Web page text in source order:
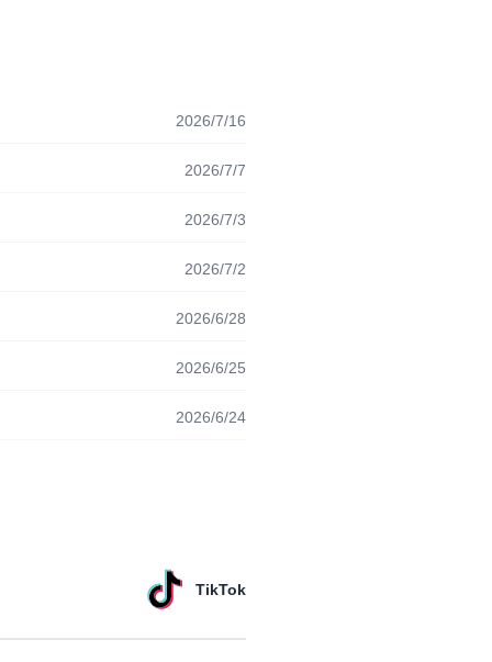
2026/7/16
2026/7/7
2026/7/3
2026/7/2
2026/6/28
2026/6/25
2026/6/24
TikTok